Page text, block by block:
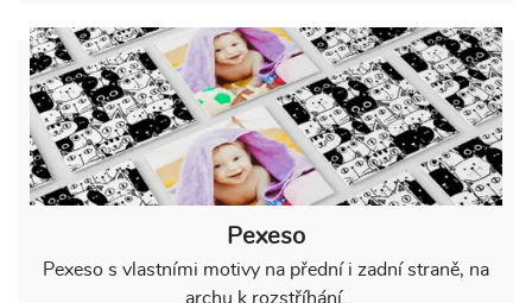
Pexeso
Pexeso s vlastními motivy na přední i zadní straně, na
archu k rozstříhání.